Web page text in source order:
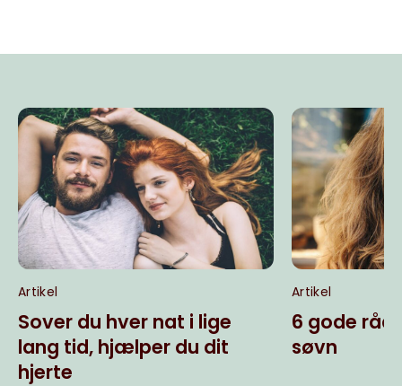
Artikel
Sover du hver nat i lige
lang tid, hjælper du dit
hjerte
Artikel
6 gode råd
søvn